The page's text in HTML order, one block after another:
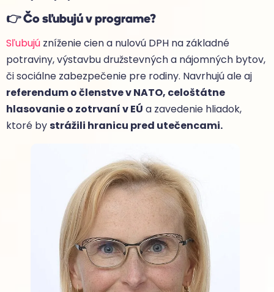
👉 Čo sľubujú v programe?
Sľubujú zníženie cien a nulovú DPH na základné
potraviny, výstavbu družstevných a nájomných bytov,
či sociálne zabezpečenie pre rodiny. Navrhujú ale aj
referendum o členstve v NATO, celoštátne
hlasovanie o zotrvaní v EÚ a zavedenie hliadok,
ktoré bystrážili hranicu pred utečencami.